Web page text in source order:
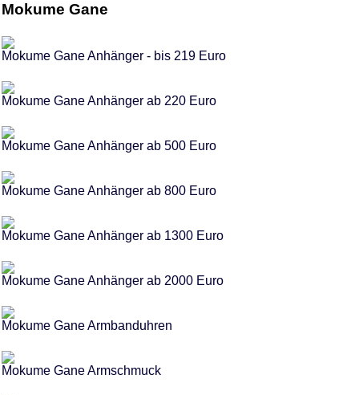
Mokume Gane
Mokume Gane Anhänger - bis 219 Euro
Mokume Gane Anhänger ab 220 Euro
Mokume Gane Anhänger ab 500 Euro
Mokume Gane Anhänger ab 800 Euro
Mokume Gane Anhänger ab 1300 Euro
Mokume Gane Anhänger ab 2000 Euro
Mokume Gane Armbanduhren
Mokume Gane Armschmuck